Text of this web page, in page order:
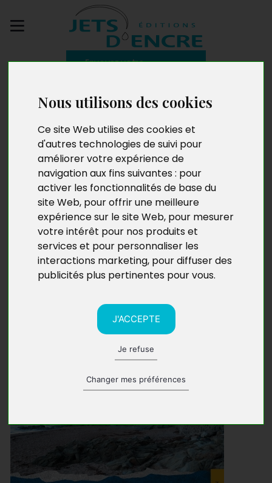
Nous utilisons des cookies
Ce site Web utilise des cookies et
d'autres technologies de suivi pour
améliorer votre expérience de
navigation aux fins suivantes : pour
activer les fonctionnalités de base du
site Web, pour offrir une meilleure
expérience sur le site Web, pour mesurer
votre intérêt pour nos produits et
services et pour personnaliser les
interactions marketing, pour diffuser des
publicités plus pertinentes pour vous.
J'ACCEPTE
Je refuse
Changer mes préférences
Envoyez votre
Charlotte Barrette. Les
Ombres de
Crackington Haven